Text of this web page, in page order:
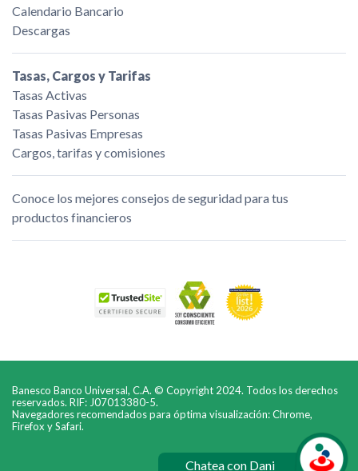
Calendario Bancario
Descargas
Tasas, Cargos y Tarifas
Tasas Activas
Tasas Pasivas Personas
Tasas Pasivas Empresas
Cargos, tarifas y comisiones
Conoce los mejores consejos de seguridad para tus
productos financieros
Banesco Banco Universal, C.A. © Copyright 2024. Todos los derechos
reservados. RIF: J07013380-5.
Navegadores recomendados para óptima visualización: Chrome,
Firefox y Safari.
Chatea con Dani